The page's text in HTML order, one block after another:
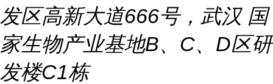
发区高新大道666号，武汉 国
家生物产业基地B、C、D区研
发楼C1栋